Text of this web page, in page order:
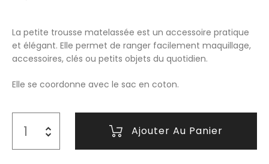
La petite trousse matelassée est un accessoire pratique
et élégant. Elle permet de ranger facilement maquillage,
accessoires, clés ou petits objets du quotidien.
Elle se coordonne avec le sac en coton.
Ajouter Au Panier